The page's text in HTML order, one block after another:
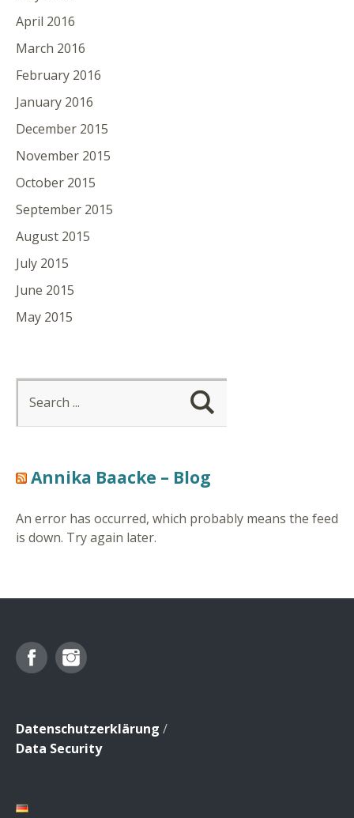
April 2016
March 2016
February 2016
January 2016
December 2015
November 2015
October 2015
September 2015
August 2015
July 2015
June 2015
May 2015
Annika Baacke – Blog
An error has occurred, which probably means the feed
is down. Try again later.
Facebook
Datenschutzerklärung /
Data Security